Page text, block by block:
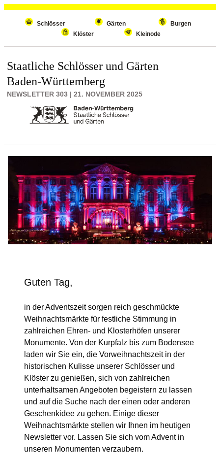
Wiederholenden Inhalt überspringen
Schlösser Gärten
Burgen
Klöster
Kleinode
Staatliche Schlösser und Gärten
Baden-Württemberg
NEWSLETTER 303 | 21. NOVEMBER 2025
Guten Tag,
in der Adventszeit sorgen reich geschmückte
Weihnachtsmärkte für festliche Stimmung in
zahlreichen Ehren- und Klosterhöfen unserer
Monumente. Von der Kurpfalz bis zum Bodensee
laden wir Sie ein, die Vorweihnachtszeit in der
historischen Kulisse unserer Schlösser und
Klöster zu genießen, sich von zahlreichen
unterhaltsamen Angeboten begeistern zu lassen
und auf die Suche nach der einen oder anderen
Geschenkidee zu gehen. Einige dieser
Weihnachtsmärkte stellen wir Ihnen im heutigen
Newsletter vor. Lassen Sie sich vom Advent in
unseren Monumenten verzaubern.